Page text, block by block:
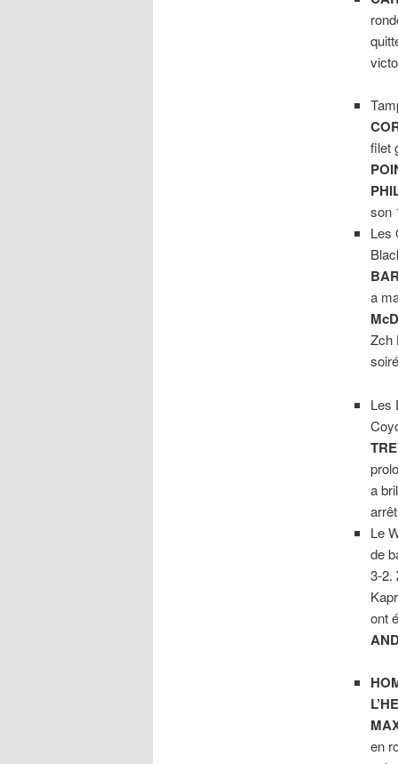
filet
son
Les
a
Zch
Les
a
Le
de
3-2.
ont
en